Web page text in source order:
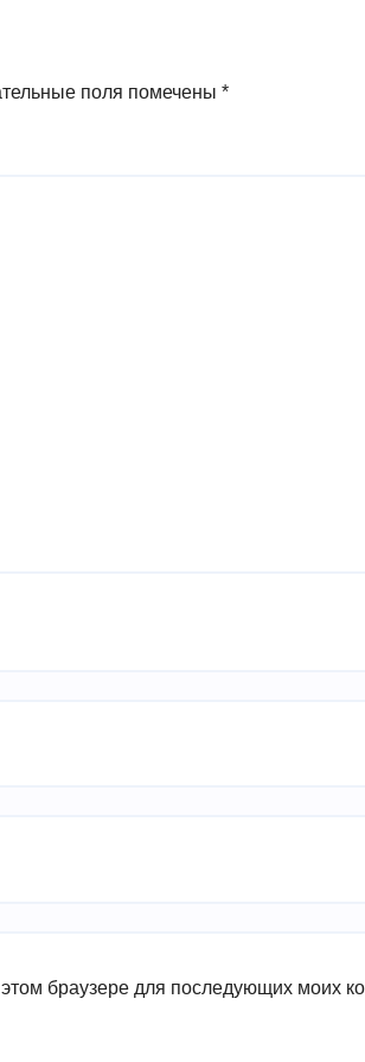
поля помечены *
браузере для последующих моих